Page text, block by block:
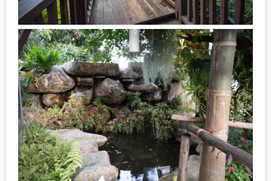
NEW
FACEBOOK
TIMELINE
POLICY
OKTOBERFEST
ครั้ง
ที่
2
เทศกาล
เบียร์